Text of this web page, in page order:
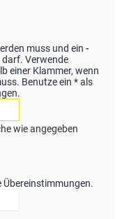
muss und ein -
Verwende
einer Klammer, wenn
Benutze ein * als
wie angegeben
Übereinstimmungen.